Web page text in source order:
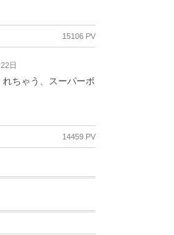
15106 PV
日
ちゃう、スーパーボ
14459 PV